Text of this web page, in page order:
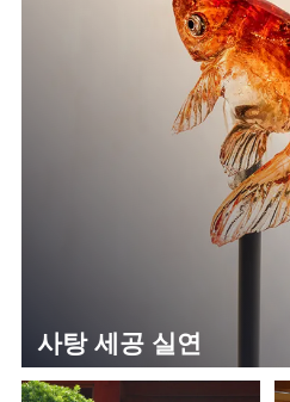
사탕 세공 실연